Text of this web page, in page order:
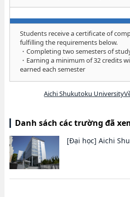
Students receive a certificate of
fulfilling the requirements below.
・Completing two semesters of
・Earning a minimum of 32 credits
earned each semester
Aichi Shukutoku
Danh sách các trường đã
[Đại học] Aichi